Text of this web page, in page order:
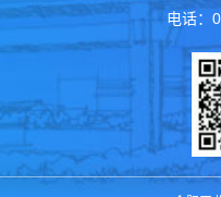
电话：